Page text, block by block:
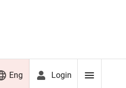
Eng Login